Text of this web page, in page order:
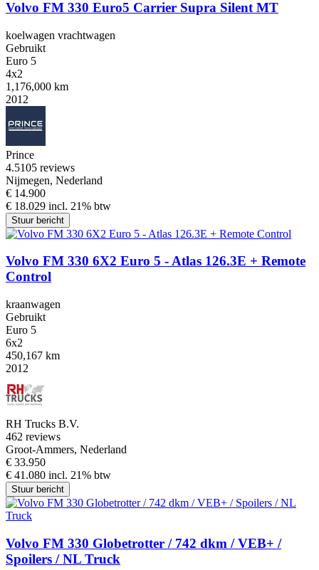
Volvo FM 330 Euro5 Carrier Supra Silent MT
koelwagen vrachtwagen
Gebruikt
Euro 5
4x2
1,176,000 km
2012
Prince
4.5105 reviews
Nijmegen, Nederland
€ 14.900
€ 18.029 incl. 21% btw
Stuur bericht
Volvo FM 330 6X2 Euro 5 - Atlas 126.3E + Remote
Control
kraanwagen
Gebruikt
Euro 5
6x2
450,167 km
2012
RH Trucks B.V.
462 reviews
Groot-Ammers, Nederland
€ 33.950
€ 41.080 incl. 21% btw
Stuur bericht
Volvo FM 330 Globetrotter / 742 dkm / VEB+ /
Spoilers / NL Truck